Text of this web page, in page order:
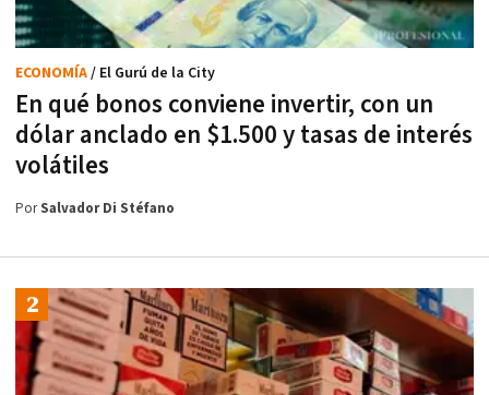
En qué bonos conviene invertir, con un
dólar anclado en $1.500 y tasas de interés
volátiles
ECONOMÍA/ El Gurú de la City
PorSalvador Di Stéfano